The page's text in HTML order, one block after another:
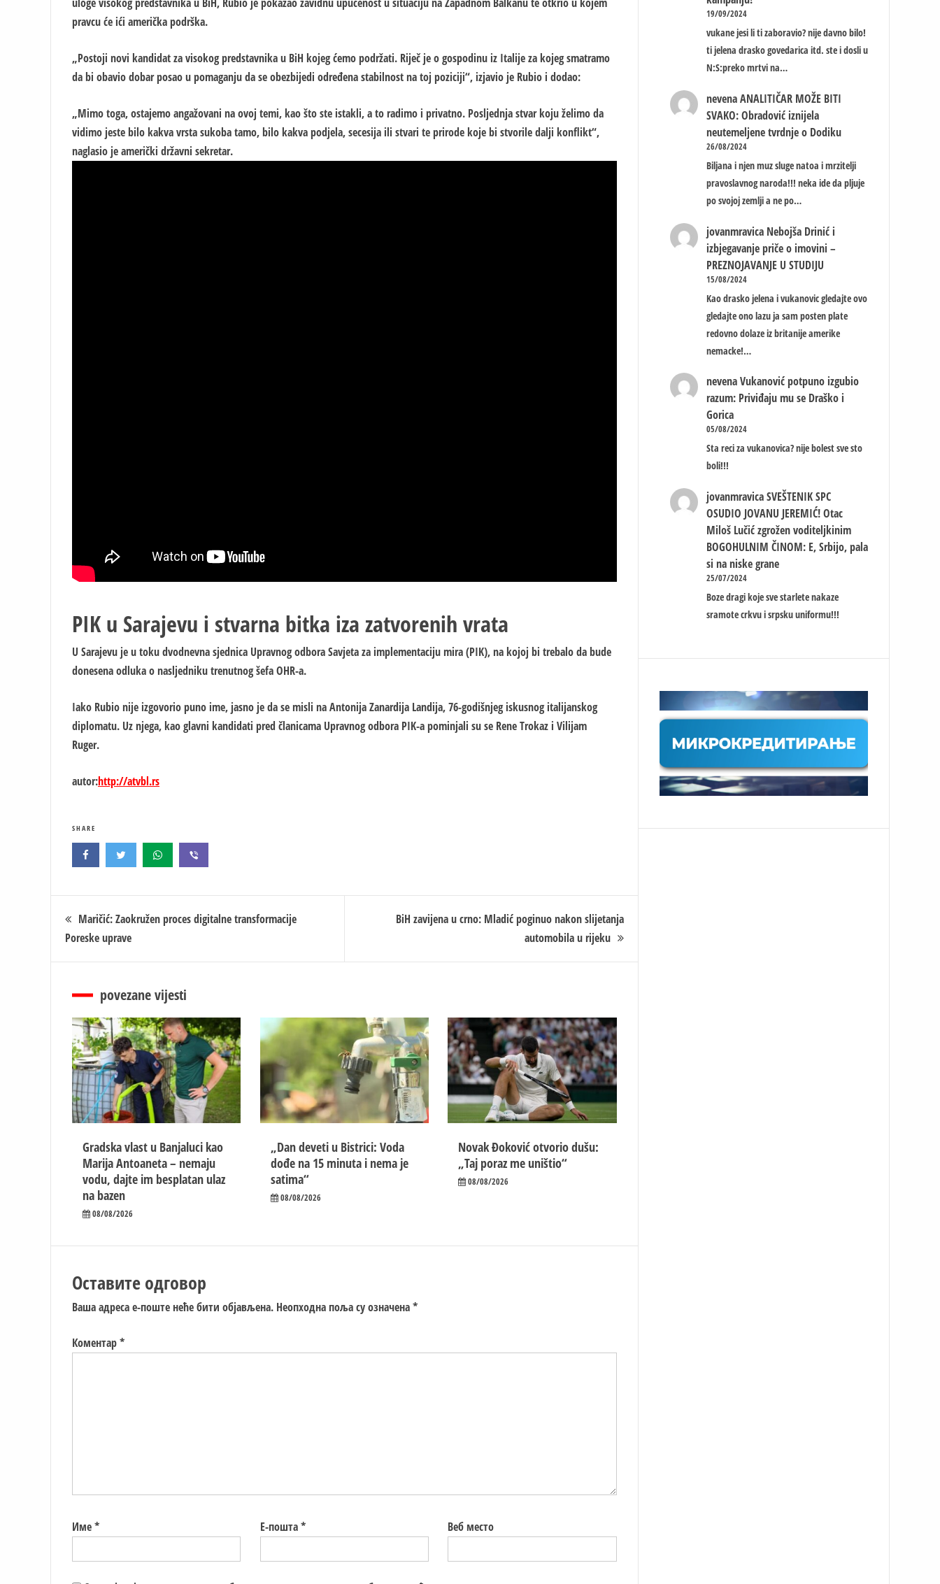
pravcu će ići američka podrška.
„Postoji novi kandidat za visokog predstavnika u BiH kojeg ćemo podržati. Riječ je o gospodinu iz Italije za kojeg smatramo
da bi obavio dobar posao u pomaganju da se obezbijedi određena stabilnost na toj poziciji“, izjavio je Rubio i dodao:
„Mimo toga, ostajemo angažovani na ovoj temi, kao što ste istakli, a to radimo i privatno. Posljednja stvar koju želimo da
vidimo jeste bilo kakva vrsta sukoba tamo, bilo kakva podjela, secesija ili stvari te prirode koje bi stvorile dalji konflikt“,
naglasio je američki državni sekretar.
PIK u Sarajevu i stvarna bitka iza zatvorenih vrata
U Sarajevu je u toku dvodnevna sjednica Upravnog odbora Savjeta za implementaciju mira (PIK), na kojoj bi trebalo da bude
donesena odluka o nasljedniku trenutnog šefa OHR-a.
Iako Rubio nije izgovorio puno ime, jasno je da se misli na Antonija Zanardija Landija, 76-godišnjeg iskusnog italijanskog
diplomatu. Uz njega, kao glavni kandidati pred članicama Upravnog odbora PIK-a pominjali su se Rene Trokaz i Vilijam
Ruger.
autor:http://atvbl.rs
SHARE
Кретање
чланка
Maričić: Zaokružen proces digitalne transformacije
Poreske uprave
BiH zavijena u crno: Mladić poginuo nakon slijetanja
automobila u rijeku
povezane vijesti
Gradska vlast u Banjaluci kao
Marija Antoaneta – nemaju
vodu, dajte im besplatan ulaz
na bazen
08/08/2026
„Dan deveti u Bistrici: Voda
dođe na 15 minuta i nema je
satima“
08/08/2026
Novak Đoković otvorio dušu:
„Taj poraz me uništio“
08/08/2026
Оставите одговор
Ваша адреса е-поште неће бити објављена. Неопходна поља су означена*
Коментар*
Име* Е-пошта* Веб место
19/09/2024
vukane jesi li ti zaboravio? nije davno bilo!
ti jelena drasko govedarica itd. ste i dosli u
N:S:preko mrtvi na…
nevena ANALITIČAR MOŽE BITI
SVAKO: Obradović iznijela
neutemeljene tvrdnje o Dodiku
26/08/2024
Biljana i njen muz sluge natoa i mrzitelji
pravoslavnog naroda!!! neka ide da pljuje
po svojoj zemlji a ne po…
jovanmravica Nebojša Drinić i
izbjegavanje priče o imovini –
PREZNOJAVANJE U STUDIJU
15/08/2024
Kao drasko jelena i vukanovic gledajte ovo
gledajte ono lazu ja sam posten plate
redovno dolaze iz britanije amerike
nemacke!…
nevena Vukanović potpuno izgubio
razum: Priviđaju mu se Draško i
Gorica
05/08/2024
Sta reci za vukanovica? nije bolest sve sto
boli!!!
jovanmravica SVEŠTENIK SPC
OSUDIO JOVANU JEREMIĆ! Otac
Miloš Lučić zgrožen voditeljkinim
BOGOHULNIM ČINOM: E, Srbijo, pala
si na niske grane
25/07/2024
Boze dragi koje sve starlete nakaze
sramote crkvu i srpsku uniformu!!!